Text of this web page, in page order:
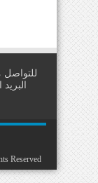
البريد
Reserved